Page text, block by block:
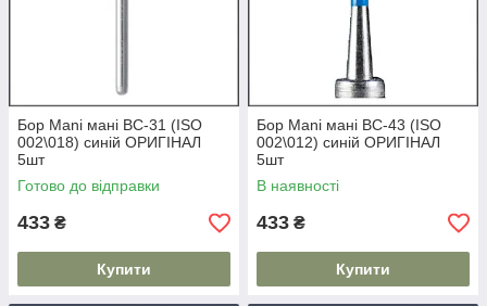
Бор Mani мані BC-31 (ISO
002\018) синій ОРИГІНАЛ
5шт
Готово до відправки
433 ₴
Купити
Бор Mani мані BC-43 (ISO
002\012) синій ОРИГІНАЛ
5шт
В наявності
433 ₴
Купити